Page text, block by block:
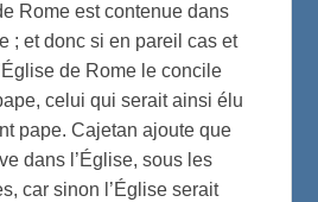
Rome est contenue dans
; et donc si en pareil cas et
de Rome le concile
celui qui serait ainsi élu
pape. Cajetan ajoute que
dans l’Église, sous les
car sinon l’Église serait